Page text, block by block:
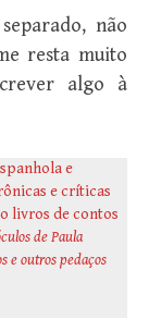
não
resta muito
algo à
e
e críticas
livros de contos
de Paula
e outros pedaços